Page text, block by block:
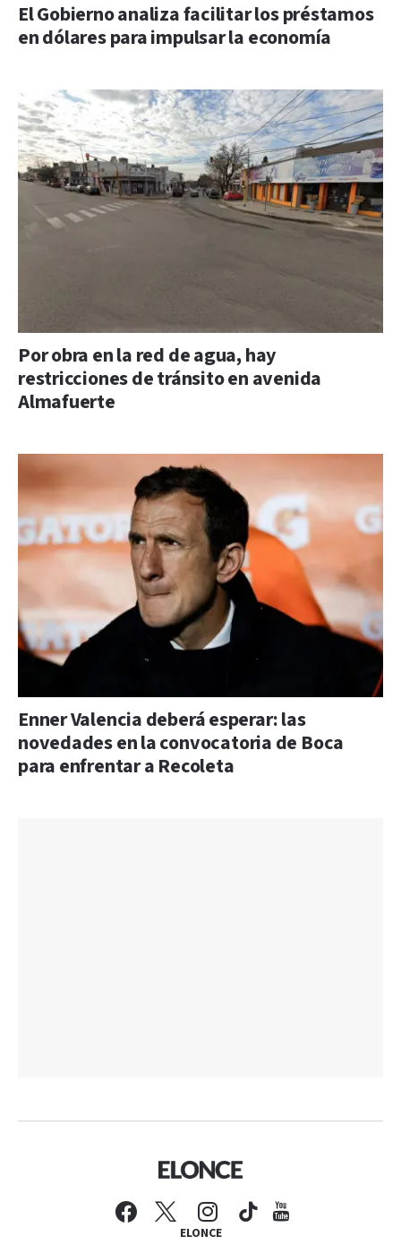
El Gobierno analiza facilitar los préstamos
en dólares para impulsar la economía
Por obra en la red de agua, hay
restricciones de tránsito en avenida
Almafuerte
Enner Valencia deberá esperar: las
novedades en la convocatoria de Boca
para enfrentar a Recoleta
ELONCE